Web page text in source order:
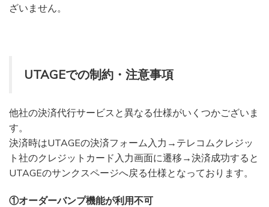
ざいません。
UTAGEでの制約・注意事項
他社の決済代行サービスと異なる仕様がいくつかございま
す。
決済時はUTAGEの決済フォーム入力→テレコムクレジッ
ト社のクレジットカード入力画面に遷移→決済成功すると
UTAGEのサンクスページへ戻る仕様となっております。
①オーダーバンプ機能が利用不可